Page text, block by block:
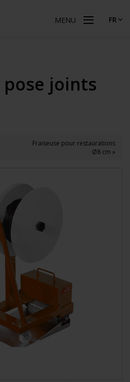
MENU FR
joints
Fraiseuse pour restaurations
Ø8 cm »